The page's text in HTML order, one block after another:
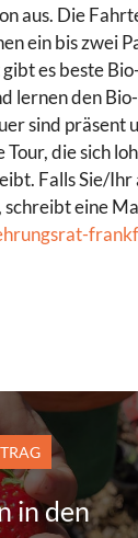
aus. Die
ein bis zwei
es beste
lernen den
sind präsent
Tour, die sich
Falls Sie/Ihr
schreibt eine
in den